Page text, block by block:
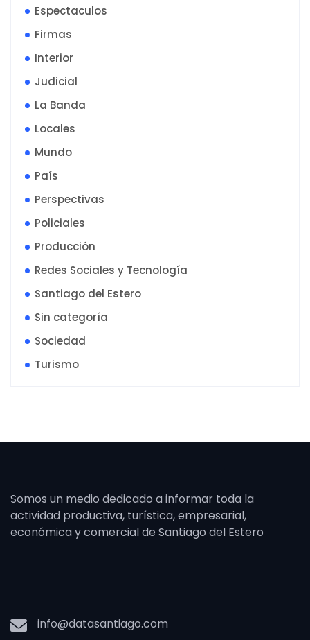
Espectaculos
Firmas
Interior
Judicial
La Banda
Locales
Mundo
País
Perspectivas
Policiales
Producción
Redes Sociales y Tecnología
Santiago del Estero
Sin categoría
Sociedad
Turismo
Somos un medio dedicado a informar toda la
actividad productiva, turística, empresarial,
económica y comercial de Santiago del Estero
info@datasantiago.com